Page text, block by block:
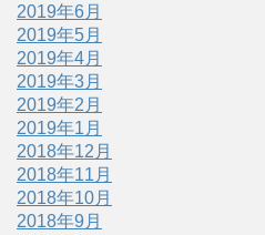
2019年6月
2019年5月
2019年4月
2019年3月
2019年2月
2019年1月
2018年12月
2018年11月
2018年10月
2018年9月